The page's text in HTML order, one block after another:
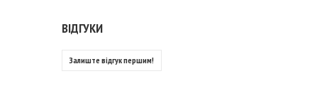
ВІДГУКИ
Залиште відгук першим!